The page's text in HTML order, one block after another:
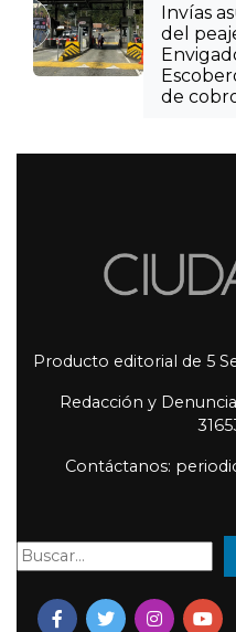
Invías
del
de
Producto editorial de 5
Redacción y
Contáctanos:
Buscar: